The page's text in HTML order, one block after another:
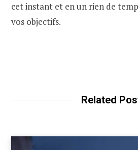
cet instant et en un rien de
vos objectifs.
Related